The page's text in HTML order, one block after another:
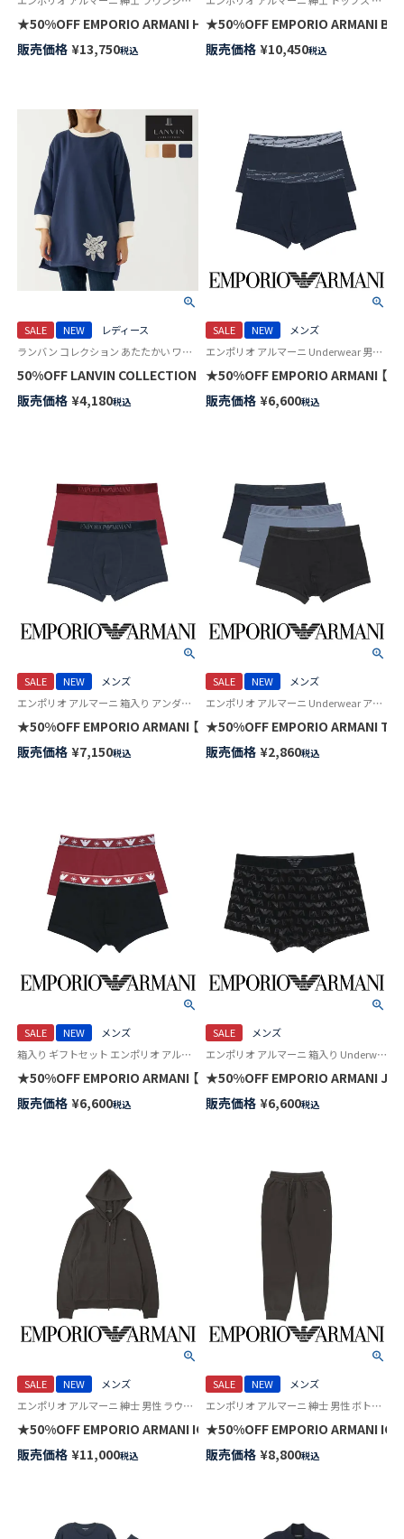
★50%OFF EMPORIO ARMANI HOLIDAYS JACQUARD ホリデイズ
販売価格 ¥13,750税込 販売価格 ¥10,450税込
SALE NEW
レディース
ランバン コレクション あたたかい ワンマイルウェア 花柄 袖付き 長袖 エプロン
50%OFF LANVIN COLLECTION 裏起毛 ポリエステル100％ 後ボ
販売価格 ¥4,180税込
SALE NEW
メンズ
エンポリオ アルマーニ Underwear 男性 アンダーウェア 下着
★50%OFF EMPORIO ARMANI 【2
販売価格 ¥6,600税込
SALE NEW
メンズ
エンポリオ アルマーニ 箱入り アンダーウェア Underwear 男性 下着 パンツ ブランド
★50%OFF EMPORIO ARMANI 【2枚セット】VELVET LOGOBAND
販売価格 ¥7,150税込
SALE NEW
メンズ
エンポリオ アルマーニ Underwear アンダーウェア 紳士 下着
★50%OFF EMPORIO ARMANI
販売価格 ¥2,860税込
SALE NEW
メンズ
箱入り ギフトセット エンポリオ アルマーニ アンダーウェア 男性 下着 パンツ
★50%OFF EMPORIO ARMANI 【2枚セット】HOLIDAYS
販売価格 ¥6,600税込
SALE
メンズ
エンポリオ アルマーニ 箱入り Underwear 男性 下着 パンツ アンダーウェア
★50%OFF EMPORIO ARMANI
販売価格 ¥6,600税込
SALE NEW
メンズ
エンポリオ アルマーニ 紳士 男性 ラウンジウェア トップス パーカー
★50%OFF EMPORIO ARMANI ICONIC PIQUET HOODED FULL
販売価格 ¥11,000税込
SALE NEW
メンズ
エンポリオ アルマーニ 紳士 男性 ボトムス ラウンジウェア ズボン
★50%OFF EMPORIO ARMANI
販売価格 ¥8,800税込